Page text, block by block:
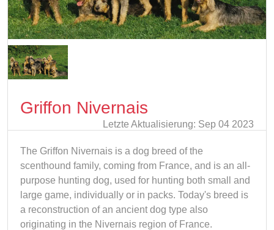
Griffon Nivernais
Letzte Aktualisierung: Sep 04 2023
The Griffon Nivernais is a dog breed of the
scenthound family, coming from France, and is an all-
purpose hunting dog, used for hunting both small and
large game, individually or in packs. Today's breed is
a reconstruction of an ancient dog type also
originating in the Nivernais region of France.